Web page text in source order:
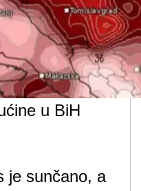
u BiH
je sunčano, a